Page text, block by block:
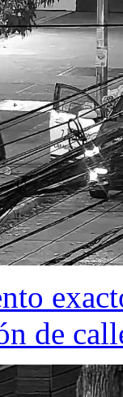
de